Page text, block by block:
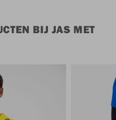
BIJ JAS MET